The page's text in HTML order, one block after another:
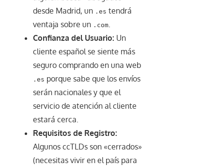
desde Madrid, un .es tendrá
ventaja sobre un .com.
Confianza del Usuario: Un
cliente español se siente más
seguro comprando en una web
.es porque sabe que los envíos
serán nacionales y que el
servicio de atención al cliente
estará cerca.
Requisitos de Registro:
Algunos ccTLDs son «cerrados»
(necesitas vivir en el país para